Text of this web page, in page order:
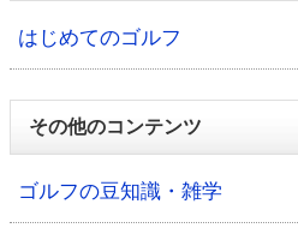
はじめてのゴルフ
その他のコンテンツ
ゴルフの豆知識・雑学